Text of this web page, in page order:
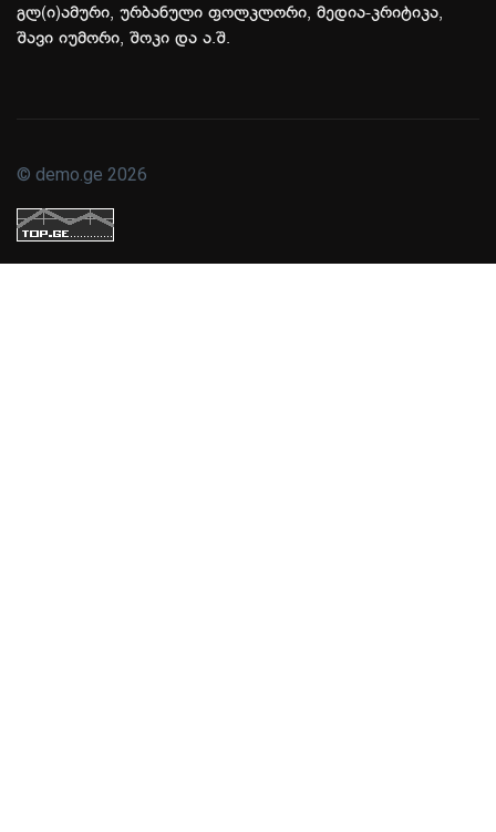
გლ(ი)ამური, ურბანული ფოლკლორი, მედია-კრიტიკა,
შავი იუმორი, შოკი და ა.შ.
© demo.ge 2026